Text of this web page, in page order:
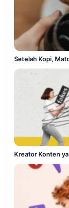
Setelah Kopi,
Kreator Konten